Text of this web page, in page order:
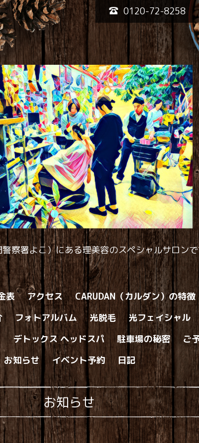
0120-72-8258
察署よこ）にある理美容のスペシャルサロン
表 アクセス CARUDAN（カルダン）の特徴
フォトアルバム 光脱毛 光フェイシャル
デトックス ヘッドスパ 駐車場の秘密
ご
お知らせ
イベント予約 日記
お知らせ